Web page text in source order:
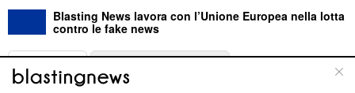
Blasting News lavora con l’Unione Europea nella lotta
contro le fake news
ABOUT